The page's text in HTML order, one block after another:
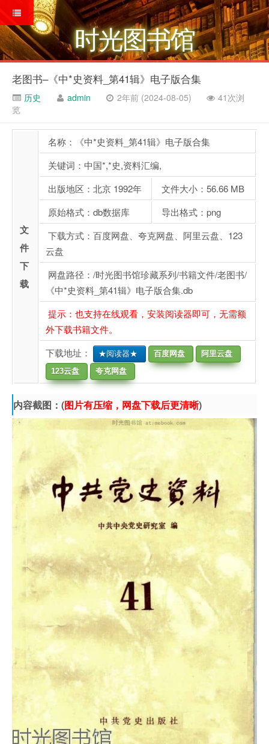
时光图书馆
老图书–《中*史资料_第41辑》电子版合集
历史 admin 2年前 (2024-08-05)
41次浏
览
文
件
下
载
名称：《中*史资料_第41辑》电子版合集
关键词：中国*,*史,资料汇编,
出版地区：北京 1992年
文件大小：56.66 MB
原始格式：db数据库
导出格式：png
下载方式：百度网盘、夸克网盘、阿里云盘、123
云盘
网盘路径：/时光图书馆珍藏系列/书籍文件/老图书/
《中*史资料_第41辑》电子版合集.db
提示：也支持在线观看，安装阅读器即可，无需额
外下载书籍文件。
下载地址：
★阅读器★ 百度网盘
阿里云盘
123云盘
夸克网盘
内容截图：(图片有压缩，网盘下载后更清晰)